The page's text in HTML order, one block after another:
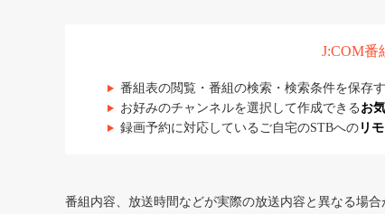
J:COM番
番組表の閲覧・番組の検索・検索条件を保存
お好みのチャンネルを選択して作成できる お
録画予約に対応しているご自宅のSTBへの リ
番組内容、放送時間などが実際の放送内容と異なる場合